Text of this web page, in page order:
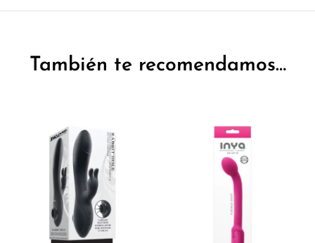
También te recomendamos…